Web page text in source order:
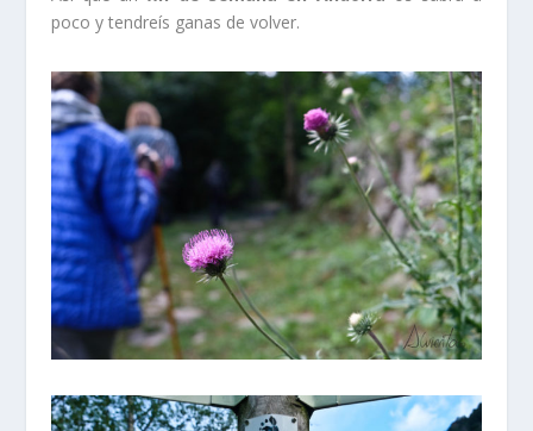
poco y tendreís ganas de volver.